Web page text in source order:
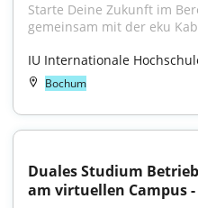
Starte Deine Zukunft im
gemeinsam mit der eku
IU Internationale
Bochum
Duales Studium
am virtuellen Campus -